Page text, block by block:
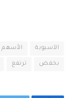
الآسيوية الأسهم
بخفض ترتفع